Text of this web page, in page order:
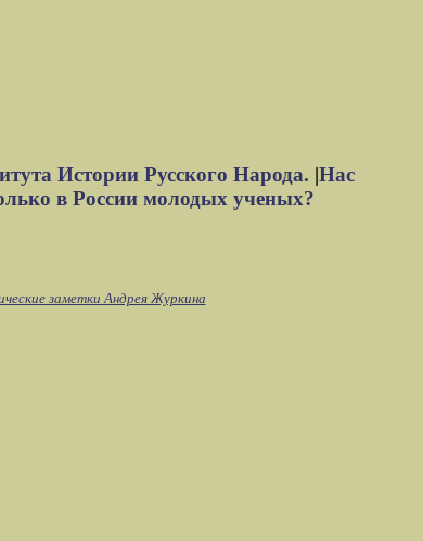
Истории Русского Народа. |Нас
в России молодых ученых?
заметки Андрея Журкина